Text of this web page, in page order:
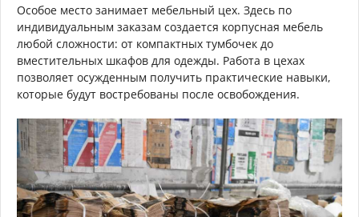
Особое место занимает мебельный цех. Здесь по
индивидуальным заказам создается корпусная мебель
любой сложности: от компактных тумбочек до
вместительных шкафов для одежды. Работа в цехах
позволяет осужденным получить практические навыки,
которые будут востребованы после освобождения.